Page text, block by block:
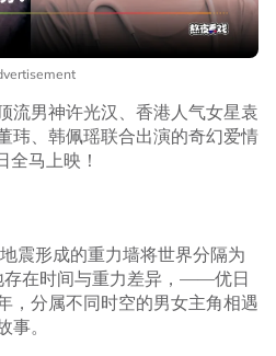
流男神许光汉、香港人气女星袁
玮、韩佩瑶联合出演的奇幻爱情
马上映！
震形成的重力墙将世界分隔为
存在时间与重力差异，——优日
，分属不同时空的男女主角相遇
。